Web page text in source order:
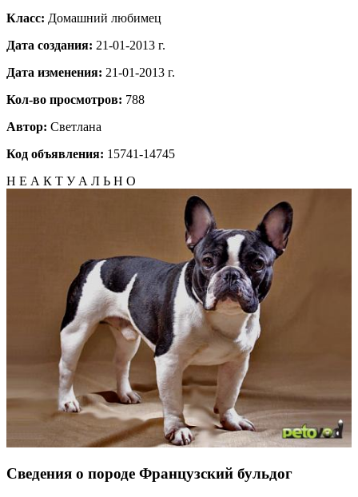
Класс: Домашний любимец
Дата создания: 21-01-2013 г.
Дата изменения: 21-01-2013 г.
Кол-во просмотров: 788
Автор: Светлана
Код объявления: 15741-14745
Н Е А К Т У А Л Ь Н О
Сведения о породе Французский бульдог